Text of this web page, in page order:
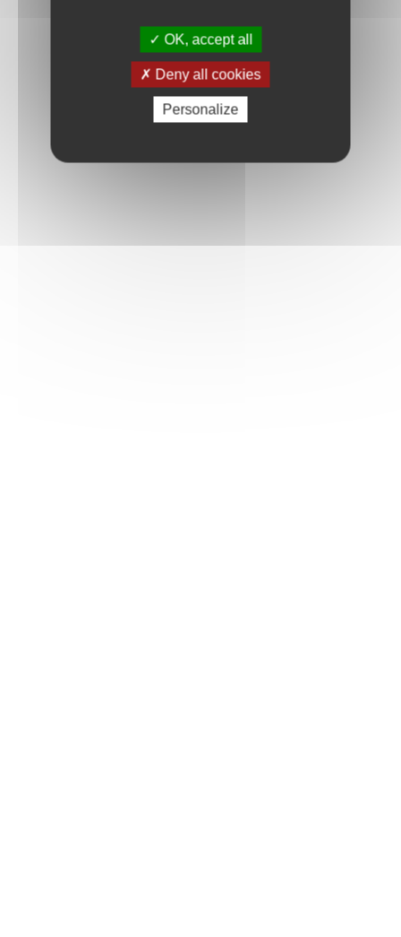
OK, accept all
Deny all cookies
Personalize